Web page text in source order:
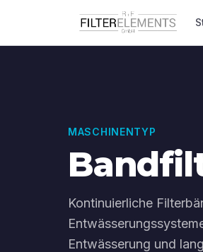
MASCHINENTYP
Kontinuierliche
Entwässerung und